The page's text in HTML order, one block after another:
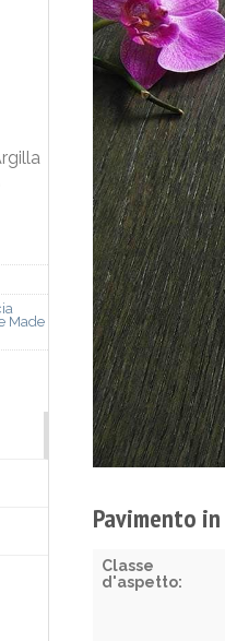
Made
Pavimento in
Classe
d'aspetto: